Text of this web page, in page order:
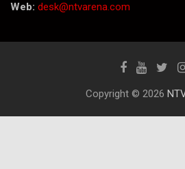
Web: desk@ntvarena.com
Copyright © 2026